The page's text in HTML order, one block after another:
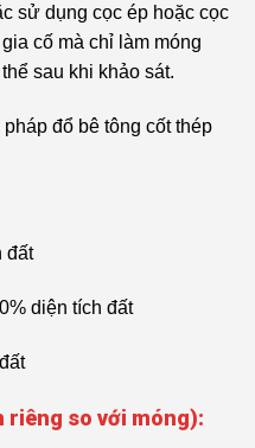
sử dụng cọc ép hoặc cọc
cố mà chỉ làm móng
sau khi khảo sát.
đổ bê tông cốt thép
đất
diện tích đất
riêng so với móng):